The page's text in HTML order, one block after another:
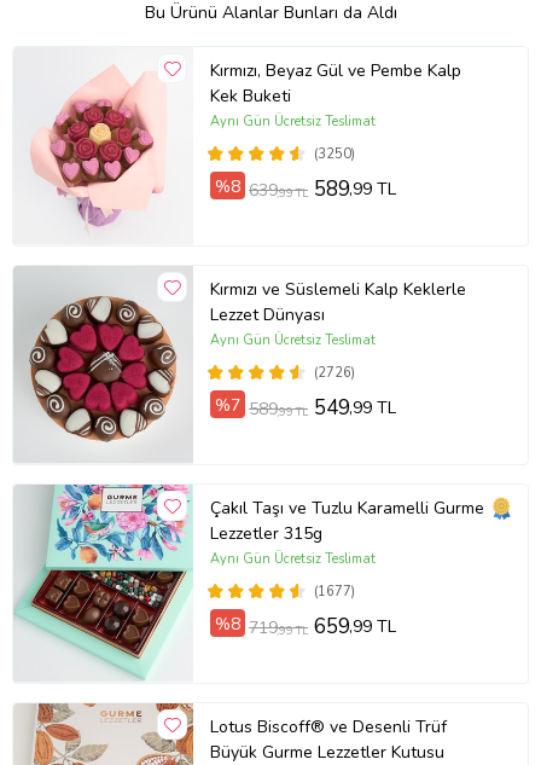
Bu Ürünü Alanlar Bunları da Aldı
Kırmızı, Beyaz Gül ve Pembe Kalp
Kek Buketi
(3250)
Aynı Gün Ücretsiz Teslimat
%8 639,99 TL 589,99 TL
Kırmızı ve Süslemeli Kalp Keklerle
Lezzet Dünyası
(2726)
Aynı Gün Ücretsiz Teslimat
%7 589,99 TL 549,99 TL
Çakıl Taşı ve Tuzlu Karamelli Gurme
Lezzetler 315g
(1677)
Aynı Gün Ücretsiz Teslimat
%8 719,99 TL 659,99 TL
Lotus Biscoff® ve Desenli Trüf
Büyük Gurme Lezzetler Kutusu